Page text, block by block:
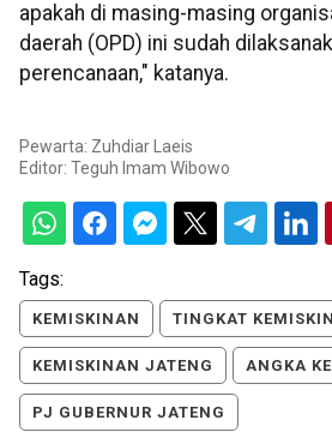
apakah di masing-masing
daerah (OPD) ini sudah
perencanaan," katanya.
Pewarta: Zuhdiar Laeis
Editor: Teguh Imam Wibowo
Tags:
KEMISKINAN TINGKAT
KEMISKINAN JATENG ANGKA
PJ GUBERNUR JATENG